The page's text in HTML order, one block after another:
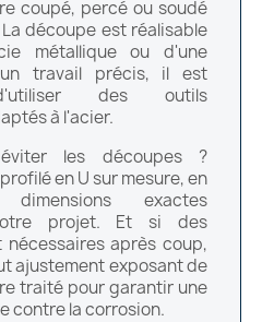
coupé, percé ou soudé
découpe est réalisable
métallique ou d'une
un travail précis, il est
des outils
à l'acier.
les découpes ?
en U sur mesure, en
exactes
projet. Et si des
après coup,
ajustement exposant de
traité pour garantir une
contre la corrosion.